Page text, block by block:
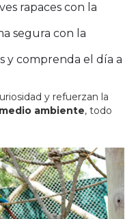
rapaces con la
segura con la
y comprenda el día a
y refuerzan la
ambiente, todo